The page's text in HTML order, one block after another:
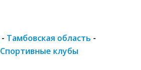
- Тамбовская область -
Спортивные клубы